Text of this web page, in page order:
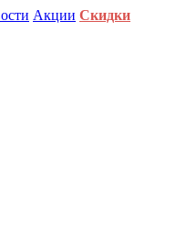
Акции Скидки